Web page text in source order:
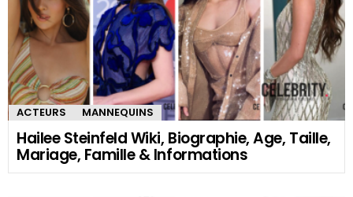
ACTEURS MANNEQUINS
Hailee Steinfeld Wiki, Biographie, Age, Taille,
Mariage, Famille & Informations